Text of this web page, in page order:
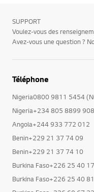
SUPPORT
Voulez-vous des
Avez-vous une question ?
Téléphone
Nigeria0800 9811 5454
Nigeria+234 805 8899
Angola+244 933 772 012
Benin+229 21 37 74 09
Benin+229 21 37 74 10
Burkina Faso+226 25 40
Burkina Faso+226 25 40